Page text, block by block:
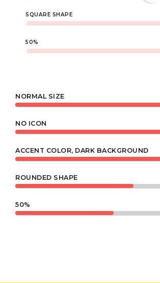
SQUARE SHAPE
50%
NORMAL SIZE
NO ICON
ACCENT COLOR, DARK BACKGROUND
ROUNDED SHAPE
50%
0
2
3
4
5
6
0
1
2